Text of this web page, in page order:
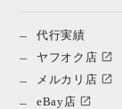
代行実績
ヤフオク店
メルカリ店
eBay店